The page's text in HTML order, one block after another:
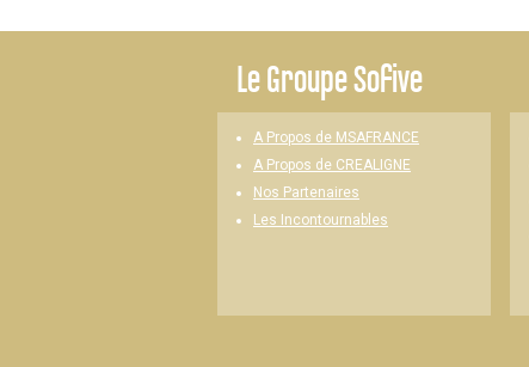
LeGroupe Sofive
A Propos de MSAFRANCE
A Propos de CREALIGNE
Nos Partenaires
Les Incontournables